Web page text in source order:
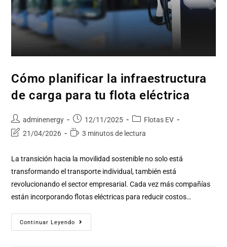
Cómo planificar la infraestructura
de carga para tu flota eléctrica
adminenergy 12/11/2025
Flotas EV
21/04/2026
3 minutos de lectura
La transición hacia la movilidad sostenible no solo está
transformando el transporte individual, también está
revolucionando el sector empresarial. Cada vez más compañías
están incorporando flotas eléctricas para reducir costos…
Continuar Leyendo